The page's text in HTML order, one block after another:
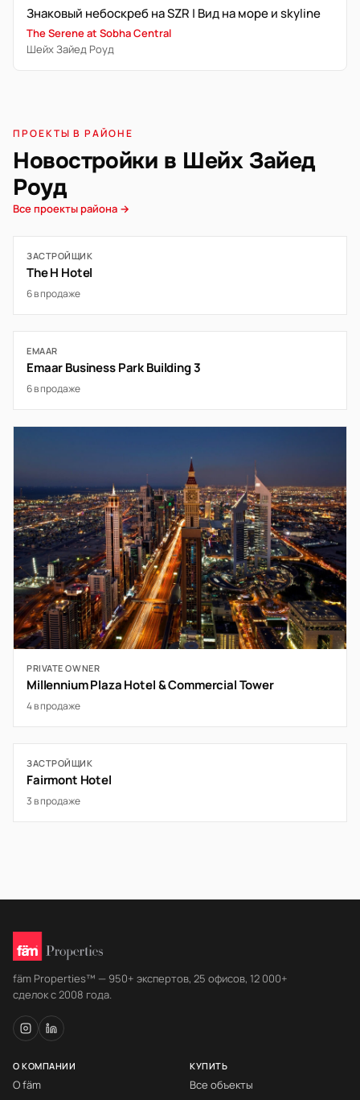
Знаковый небоскреб на SZR | Вид на море и skyline
The Serene at Sobha Central
Шейх Зайед Роуд
ПРОЕКТЫ В РАЙОНЕ
Новостройки в Шейх Зайед
Роуд
Все проекты района →
ЗАСТРОЙЩИК
The H Hotel
6 в продаже
EMAAR
Emaar Business Park Building 3
6 в продаже
PRIVATE OWNER
Millennium Plaza Hotel & Commercial Tower
4 в продаже
ЗАСТРОЙЩИК
Fairmont Hotel
3 в продаже
fäm Properties™ — 950+ экспертов, 25 офисов, 12 000+
сделок с 2008 года.
О КОМПАНИИ
О fäm
КУПИТЬ
Все объекты